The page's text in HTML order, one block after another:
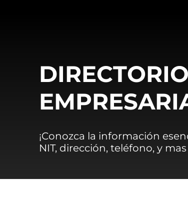
¡Conozca la información
NIT, dirección, teléfono, y